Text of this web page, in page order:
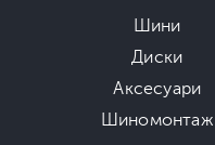
Шини
Диски
Аксесуари
Шиномонтаж